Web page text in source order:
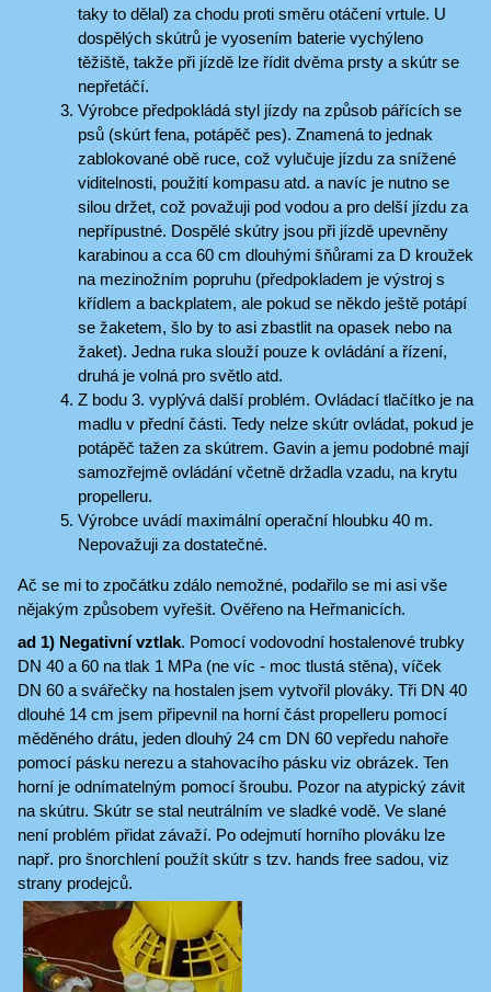
taky to dělal) za chodu proti směru otáčení vrtule. U
dospělých skútrů je vyosením baterie vychýleno
těžiště, takže při jízdě lze řídit dvěma prsty a skútr se
nepřetáčí.
Výrobce předpokládá styl jízdy na způsob pářících se
psů (skúrt fena, potápěč pes). Znamená to jednak
zablokované obě ruce, což vylučuje jízdu za snížené
viditelnosti, použití kompasu atd. a navíc je nutno se
silou držet, což považuji pod vodou a pro delší jízdu za
nepřípustné. Dospělé skútry jsou při jízdě upevněny
karabinou a cca 60 cm dlouhými šňůrami za D kroužek
na mezinožním popruhu (předpokladem je výstroj s
křídlem a backplatem, ale pokud se někdo ještě potápí
se žaketem, šlo by to asi zbastlit na opasek nebo na
žaket). Jedna ruka slouží pouze k ovládání a řízení,
druhá je volná pro světlo atd.
Z bodu 3. vyplývá další problém. Ovládací tlačítko je na
madlu v přední části. Tedy nelze skútr ovládat, pokud je
potápěč tažen za skútrem. Gavin a jemu podobné mají
samozřejmě ovládání včetně držadla vzadu, na krytu
propelleru.
Výrobce uvádí maximální operační hloubku 40 m.
Nepovažuji za dostatečné.
Ač se mi to zpočátku zdálo nemožné, podařilo se mi asi vše
nějakým způsobem vyřešit. Ověřeno na Heřmanicích.
ad 1) Negativní vztlak. Pomocí vodovodní hostalenové trubky
DN 40 a 60 na tlak 1 MPa (ne víc - moc tlustá stěna), víček
DN 60 a svářečky na hostalen jsem vytvořil plováky. Tři DN 40
dlouhé 14 cm jsem připevnil na horní část propelleru pomocí
měděného drátu, jeden dlouhý 24 cm DN 60 vepředu nahoře
pomocí pásku nerezu a stahovacího pásku viz obrázek. Ten
horní je odnímatelným pomocí šroubu. Pozor na atypický závit
na skútru. Skútr se stal neutrálním ve sladké vodě. Ve slané
není problém přidat závaží. Po odejmutí horního plováku lze
např. pro šnorchlení použít skútr s tzv. hands free sadou, viz
strany prodejců.